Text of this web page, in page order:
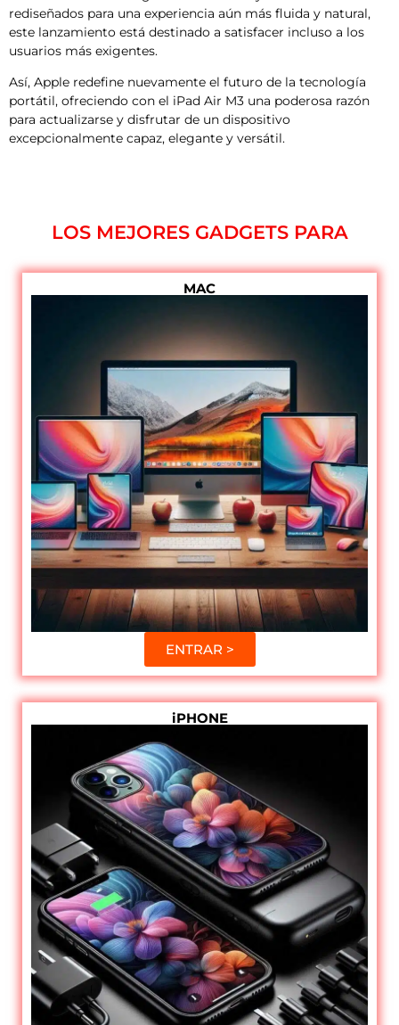
rediseñados para una experiencia aún más fluida y natural,
este lanzamiento está destinado a satisfacer incluso a los
usuarios más exigentes.
Así, Apple redefine nuevamente el futuro de la tecnología
portátil, ofreciendo con el iPad Air M3 una poderosa razón
para actualizarse y disfrutar de un dispositivo
excepcionalmente capaz, elegante y versátil.
LOS MEJORES GADGETS PARA
MAC
ENTRAR >
iPHONE